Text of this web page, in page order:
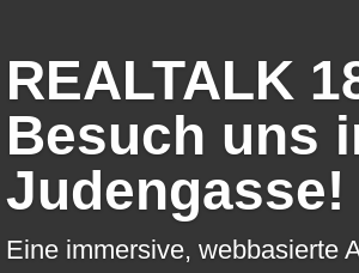
REALTALK
Besuch uns
Judengasse!
Eine immersive, webbasierte